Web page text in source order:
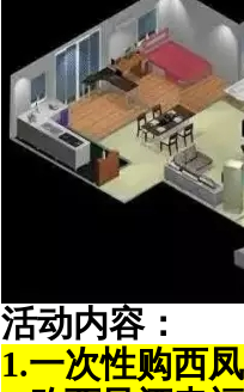
活动内容：
1.一次性购西